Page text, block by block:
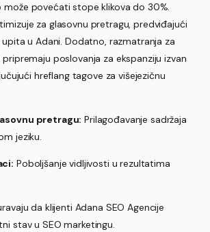
povećati stope klikova do 30%.
za glasovnu pretragu, predviđajući
u Adani. Dodatno, razmatranja za
poslovanja za ekspanziju izvan
hreflang tagove za višejezičnu
pretragu: Prilagođavanje sadržaja
jeziku.
Poboljšanje vidljivosti u rezultatima
da klijenti Adana SEO Agencije
stav u SEO marketingu.